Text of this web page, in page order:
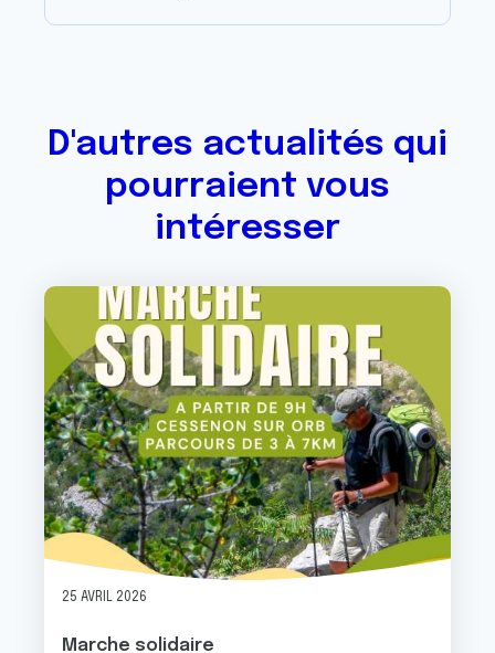
D'autres actualités qui
pourraient vous
intéresser
Image
25 AVRIL 2026
Marche solidaire